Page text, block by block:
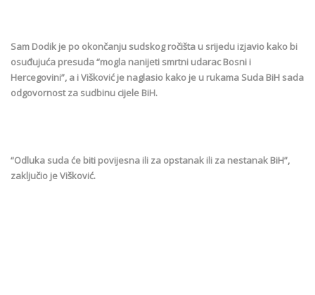
Sam Dodik je po okončanju sudskog ročišta u srijedu izjavio kako bi
osuđujuća presuda “mogla nanijeti smrtni udarac Bosni i
Hercegovini”, a i Višković je naglasio kako je u rukama Suda BiH sada
odgovornost za sudbinu cijele BiH.
“Odluka suda će biti povijesna ili za opstanak ili za nestanak BiH”,
zaključio je Višković.